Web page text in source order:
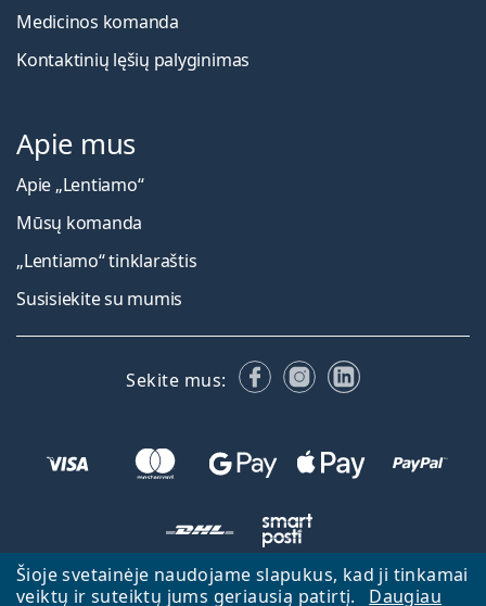
Šioje svetainėje naudojame slapukus, kad ji tinkamai
veiktų ir suteiktų jums geriausią patirtį.
Daugiau
Medicinos komanda
Kontaktinių lęšių palyginimas
Apie mus
Apie „Lentiamo“
Mūsų komanda
„Lentiamo“ tinklaraštis
Susisiekite su mumis
Sekite mus: FacebookInstagram
LinkedIn
Atgal į pagrindinį puslapį Eiti aukštyn